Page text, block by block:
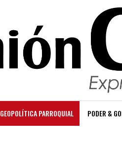
GEOPOLÍTICA PARROQUIAL PODER &